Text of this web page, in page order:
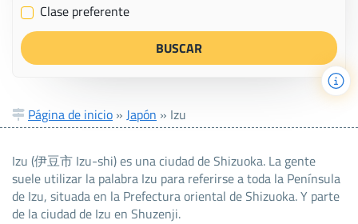
✔ Clase preferente
Página de inicio » Japón » Izu
Izu (伊豆市 Izu-shi) es una ciudad de Shizuoka. La gente
suele utilizar la palabra Izu para referirse a toda la Península
de Izu, situada en la Prefectura oriental de Shizuoka. Y parte
de la ciudad de Izu en Shuzenji.